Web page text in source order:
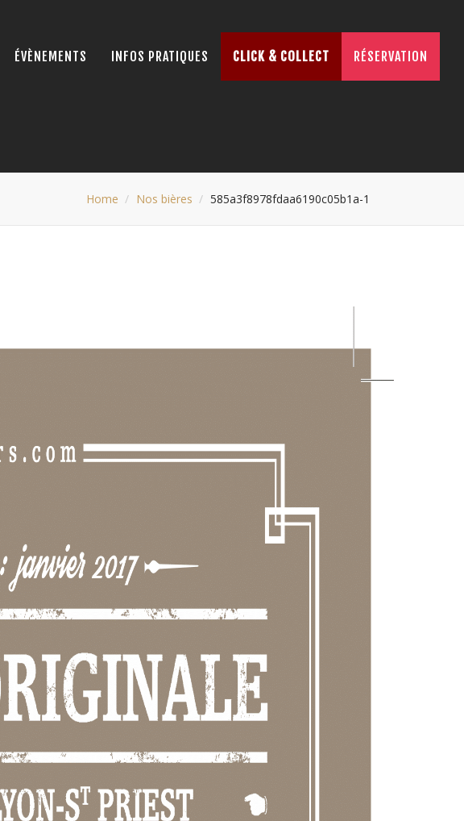
ÉVÈNEMENTS INFOS PRATIQUES CLICK & COLLECT RÉSERVATION
Home Nos bières 585a3f8978fdaa6190c05b1a-1